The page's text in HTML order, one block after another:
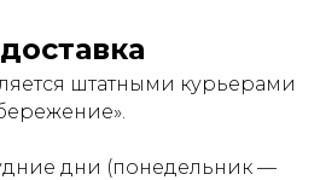
штатными курьерами
дни (понедельник —